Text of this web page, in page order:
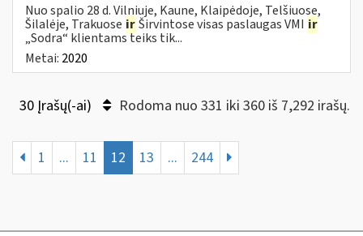
Nuo spalio 28 d. Vilniuje, Kaune, Klaipėdoje, Telšiuose,
Šilalėje, Trakuose irŠirvintose visas paslaugas VMI ir
„Sodra“ klientams teiks tik...
Metai: 2020
30 Įrašų(-ai) Rodoma nuo 331 iki 360 iš 7,292 irašų.
1 ... 11 12 13 ... 244